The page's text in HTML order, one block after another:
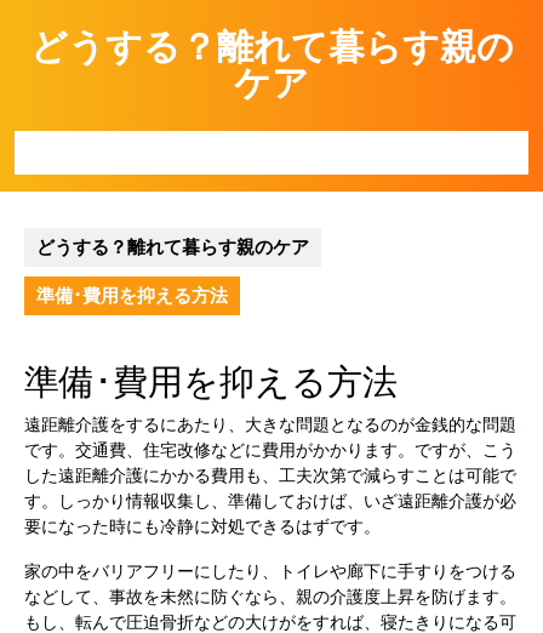
contentどうする？離れて暮らす親の
ケア
どうする？離れて暮らす親のケア
準備･費用を抑える方法
準備･費用を抑える方法
遠距離介護をするにあたり、大きな問題となるのが金銭的な問題
です。交通費、住宅改修などに費用がかかります。ですが、こう
した遠距離介護にかかる費用も、工夫次第で減らすことは可能で
す。しっかり情報収集し、準備しておけば、いざ遠距離介護が必
要になった時にも冷静に対処できるはずです。
家の中をバリアフリーにしたり、トイレや廊下に手すりをつける
などして、事故を未然に防ぐなら、親の介護度上昇を防げます。
もし、転んで圧迫骨折などの大けがをすれば、寝たきりになる可